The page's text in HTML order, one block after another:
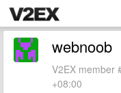
webnoob
V2EX member
+08:00